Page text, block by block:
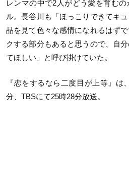
レンマの中で2人がどう愛を育む
ル。長谷川も「ほっこりできてキ
品を見て色々な感情になれるはず
クする部分もあると思うので、自
てほしい」と呼び掛けていた。
『恋をするなら二度目が上等』は
分、TBSにて25時28分放送。